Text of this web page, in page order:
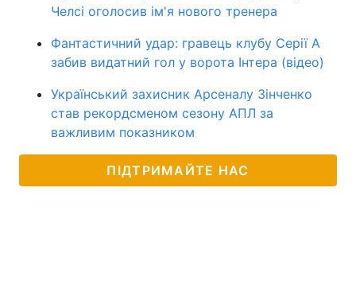
Челсі оголосив ім'я нового тренера
Фантастичний удар: гравець клубу Серії А
забив видатний гол у ворота Інтера (відео)
Український захисник Арсеналу Зінченко
став рекордсменом сезону АПЛ за
важливим показником
ПІДТРИМАЙТЕ НАС